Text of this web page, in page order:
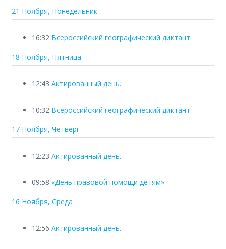
21 Ноября, Понедельник
16:32 Всероссийский географический диктант
18 Ноября, Пятница
12:43 Актированный день.
10:32 Всероссийский географический диктант
17 Ноября, Четверг
12:23 Актированный день.
09:58 «День правовой помощи детям»
16 Ноября, Среда
12:56 Актированный день.